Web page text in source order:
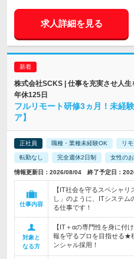
求人詳細を見る
株式会社SCKS | 仕事を充実させ人
年休125日
フルリモート研修3ヵ月！未経
ア】
正社員 職種・業種未経験OK リ
転勤なし 完全週休2日制 女性の
情報更新日：2026/08/04 終了予定日：
仕事内容
【IT社会を守るスペシャ
し」のように、ITシステム
る仕事です！
対象と
なる方
【IT＋αの専門性を身に付
報を守るプロを目指せる★
ンシャル採用！